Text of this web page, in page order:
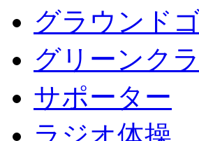
グラウンド
グリーンク
サポーター